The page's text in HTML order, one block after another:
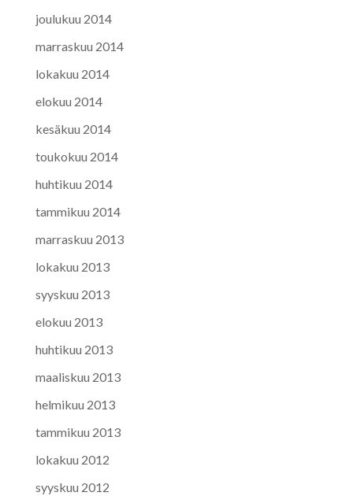
joulukuu 2014
marraskuu 2014
lokakuu 2014
elokuu 2014
kesäkuu 2014
toukokuu 2014
huhtikuu 2014
tammikuu 2014
marraskuu 2013
lokakuu 2013
syyskuu 2013
elokuu 2013
huhtikuu 2013
maaliskuu 2013
helmikuu 2013
tammikuu 2013
lokakuu 2012
syyskuu 2012